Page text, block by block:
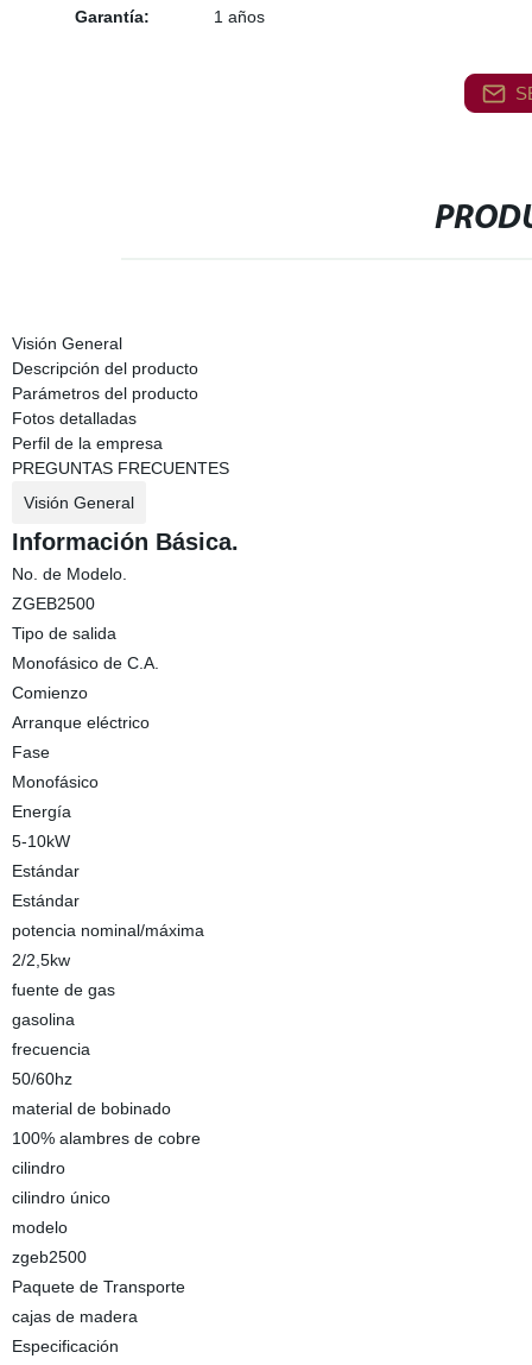
Garantía:
1 años
Visión General
Descripción del producto
Parámetros del producto
Fotos detalladas
Perfil de la empresa
PREGUNTAS FRECUENTES
Visión General
Información Básica.
No. de Modelo.
ZGEB2500
Tipo de salida
Monofásico de C.A.
Comienzo
Arranque eléctrico
Fase
Monofásico
Energía
5-10kW
Estándar
Estándar
potencia nominal/máxima
2/2,5kw
fuente de gas
gasolina
frecuencia
50/60hz
material de bobinado
100% alambres de cobre
cilindro
cilindro único
modelo
zgeb2500
Paquete de Transporte
cajas de madera
Especificación